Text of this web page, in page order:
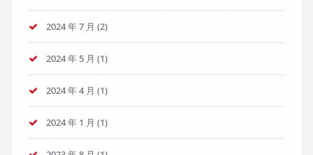
2024 年 7 月 (2)
2024 年 5 月 (1)
2024 年 4 月 (1)
2024 年 1 月 (1)